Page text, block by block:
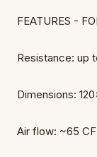
FEATURES -
Resistance: up
Dimensions:
Air flow: ~65